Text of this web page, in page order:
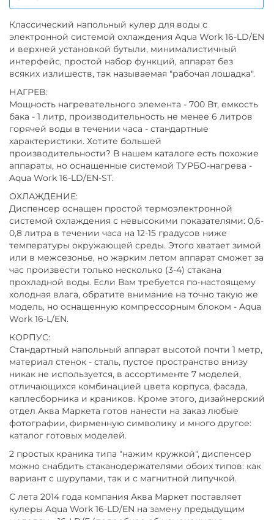
Классический напольный кулер для воды с
электронной системой охлаждения Aqua Work 16-LD/EN
и верхней установкой бутыли, минималистичный
интерфейс, простой набор функций, аппарат без
всяких излишеств, так называемая "рабочая лошадка".
НАГРЕВ:
Мощность нагревательного элемента - 700 Вт, емкость
бака - 1 литр, производительность не менее 6 литров
горячей воды в течении часа - стандартные
характеристики. Хотите большей
производительности? В нашем каталоге есть похожие
аппараты, но оснащенные системой ТУРБО-нагрева -
Aqua Work 16-LD/EN-ST.
ОХЛАЖДЕНИЕ:
Диспенсер оснащен простой термоэлектронной
системой охлаждения с невысокими показателями: 0,6-
0,8 литра в течении часа на 12-15 градусов ниже
температуры окружающей среды. Этого хватает зимой
или в межсезонье, но жарким летом аппарат сможет за
час произвести только несколько (3-4) стакана
прохладной воды. Если Вам требуется по-настоящему
холодная влага, обратите внимание на точно такую же
модель, но оснащенную компрессорным блоком - Aqua
Work 16-L/EN.
КОРПУС:
Стандартный напольный аппарат высотой почти 1 метр,
материал стенок - сталь, пустое пространство внизу
никак не используется, в ассортименте 7 моделей,
отличающихся комбинацией цвета корпуса, фасада,
каплесборника и краников. Кроме этого, дизайнерский
отдел Аква Маркета готов нанести на заказ любые
фотографии, фирменную символику и много другое:
каталог готовых моделей.
2 простых краника типа "нажим кружкой", диспенсер
можно снабдить стаканодержателями обоих типов: как
вариант с шурупами, так и с магнитной липучкой.
С лета 2014 года компания Аква Маркет поставляет
кулеры Aqua Work 16-LD/EN на замену предыдущим